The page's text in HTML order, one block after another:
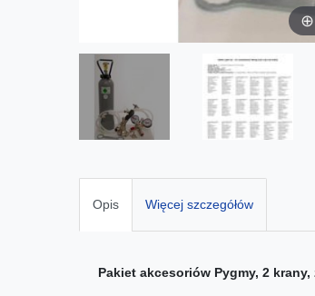
Opis Więcej szczegółów
Pakiet akcesoriów Pygmy, 2 krany,